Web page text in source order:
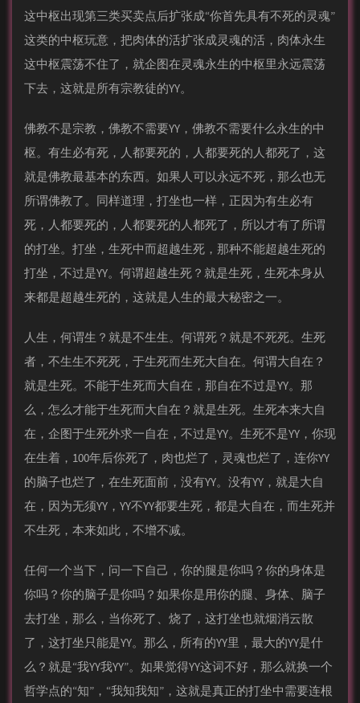
这中枢出现第三类买卖点后扩张成“你首先具有不死的灵魂”
这类的中枢玩意，把肉体的活扩张成灵魂的活，肉体永生
这中枢震荡不住了，就企图在灵魂永生的中枢里永远震荡
下去，这就是所有宗教徒的YY。
佛教不是宗教，佛教不需要YY，佛教不需要什么永生的中
枢。有生必有死，人都要死的，人都要死的人都死了，这
就是佛教最基本的东西。如果人可以永远不死，那么也无
所谓佛教了。同样道理，打坐也一样，正因为有生必有
死，人都要死的，人都要死的人都死了，所以才有了所谓
的打坐。打坐，生死中而超越生死，那种不能超越生死的
打坐，不过是YY。何谓超越生死？就是生死，生死本身从
来都是超越生死的，这就是人生的最大秘密之一。
人生，何谓生？就是不生生。何谓死？就是不死死。生死
者，不生生不死死，于生死而生死大自在。何谓大自在？
就是生死。不能于生死而大自在，那自在不过是YY。那
么，怎么才能于生死而大自在？就是生死。生死本来大自
在，企图于生死外求一自在，不过是YY。生死不是YY，你现
在生着，100年后你死了，肉也烂了，灵魂也烂了，连你YY
的脑子也烂了，在生死面前，没有YY。没有YY，就是大自
在，因为无须YY，YY不YY都要生死，都是大自在，而生死并
不生死，本来如此，不增不减。
任何一个当下，问一下自己，你的腿是你吗？你的身体是
你吗？你的脑子是你吗？如果你是用你的腿、身体、脑子
去打坐，那么，当你死了、烧了，这打坐也就烟消云散
了，这打坐只能是YY。那么，所有的YY里，最大的YY是什
么？就是“我YY我YY”。如果觉得YY这词不好，那么就换一个
哲学点的“知”，“我知我知”，这就是真正的打坐中需要连根